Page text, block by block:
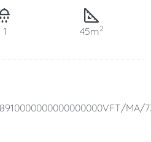
1 45m2
MA/